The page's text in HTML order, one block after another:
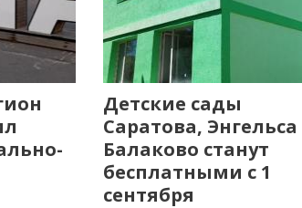
Детские сады
Саратова, Энгельса
Балаково станут
бесплатными с 1
сентября